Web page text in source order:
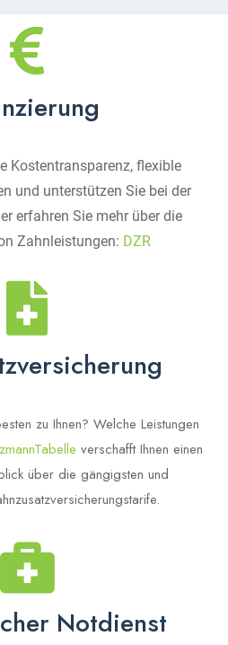
Kostentransparenz, flexible
und unterstützen Sie bei der
erfahren Sie mehr über die
Zahnleistungen: DZR
zu Ihnen? Welche Leistungen
verschafft Ihnen einen
über die gängigsten und
Notdienst